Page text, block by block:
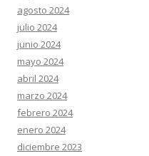
agosto 2024
julio 2024
junio 2024
mayo 2024
abril 2024
marzo 2024
febrero 2024
enero 2024
diciembre 2023